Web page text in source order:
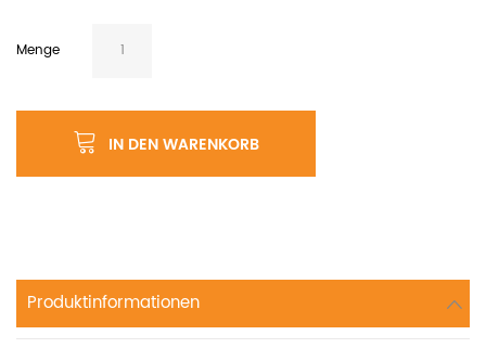
Menge
IN DEN WARENKORB
Produktinformationen